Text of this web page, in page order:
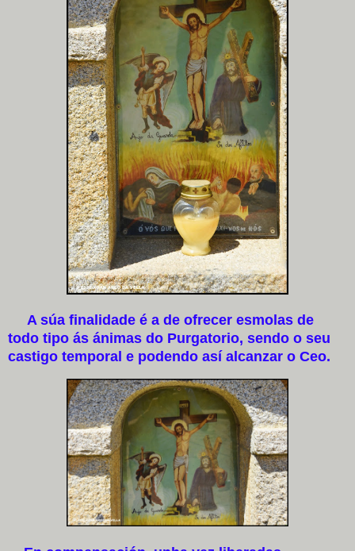
A súa finalidade é a de ofrecer esmolas de
todo tipo ás ánimas do Purgatorio, sendo o seu
castigo temporal e podendo así alcanzar o Ceo.